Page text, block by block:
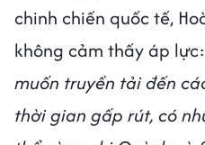
chinh chiến quốc tế,
không cảm thấy áp lực:
muốn truyền tải đến
thời gian gấp rút, có